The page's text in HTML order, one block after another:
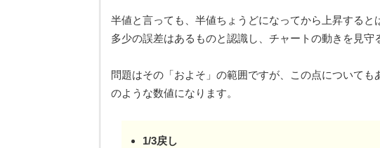
半値と言っても、半値ちょうどになってから上昇すると
多少の誤差はあるものと認識し、チャートの動きを見守
問題はその「およそ」の範囲ですが、この点について
のような数値になります。
1/3戻し